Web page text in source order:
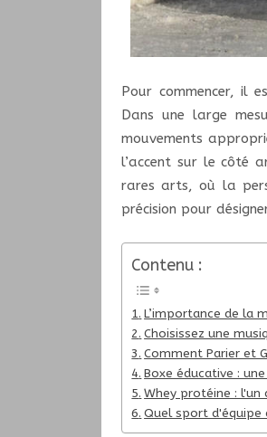
Pour commencer, il
Dans une large
mouvements
l’accent sur le côté
rares arts, où la
précision pour
Contenu :
L’importance de la
Choisissez une
Comment Parier et
Boxe éducative :
Whey protéine : l'un
Quel sport d'équipe